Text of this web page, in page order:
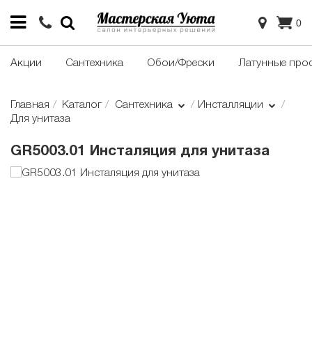
0
Акции Сантехника Обои/Фрески Латунные
Главная Каталог Сантехника
Инсталляции
Для унитаза
GR5003.01 Инсталяция для унитаза